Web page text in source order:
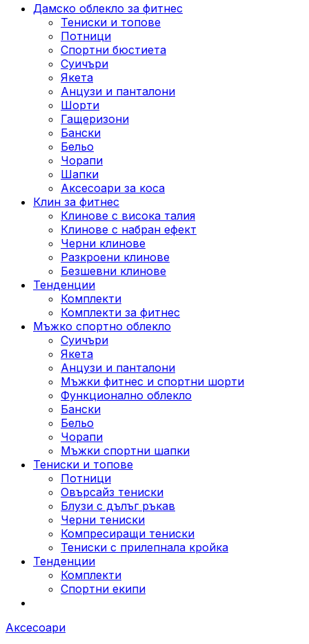
Дамско облекло за фитнес
Тениски и топове
Потници
Спортни бюстиета
Суичъри
Якета
Aнцузи и панталони
Шорти
Гащеризони
Бански
Бельо
Чорапи
Шапки
Аксесоари за коса
Клин за фитнес
Клинове с висока талия
Клинове с набран ефект
Черни клинове
Разкроени клинове
Безшевни клинове
Тенденции
Комплекти
Комплекти за фитнес
Мъжко спортно облекло
Суичъри
Якета
Aнцузи и панталони
Mъжки фитнес и спортни шорти
Функционално облекло
Бански
Бельо
Чорапи
Mъжки спортни шапки
Тениски и топове
Потници
Овърсайз тениски
Блузи с дълъг ръкав
Черни тениски
Компресиращи тениски
Тениски с прилепнала кройка
Тенденции
Комплекти
Спортни екипи
Аксесоари